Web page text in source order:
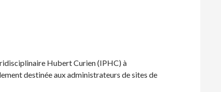
Hubert Curien (IPHC) à
destinée aux administrateurs de sites de